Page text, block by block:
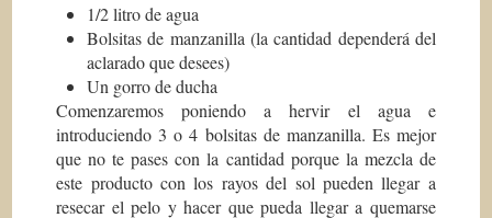
1/2 litro de agua
Bolsitas de manzanilla (la cantidad dependerá del
aclarado que desees)
Un gorro de ducha
Comenzaremos poniendo a hervir el agua e
introduciendo 3 o 4 bolsitas de manzanilla. Es mejor
que no te pases con la cantidad porque la mezcla de
este producto con los rayos del sol pueden llegar a
resecar el pelo y hacer que pueda llegar a quemarse